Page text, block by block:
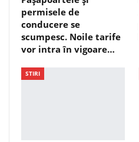
permisele de
conducere se
scumpesc. Noile tarife
vor intra în vigoare…
STIRI